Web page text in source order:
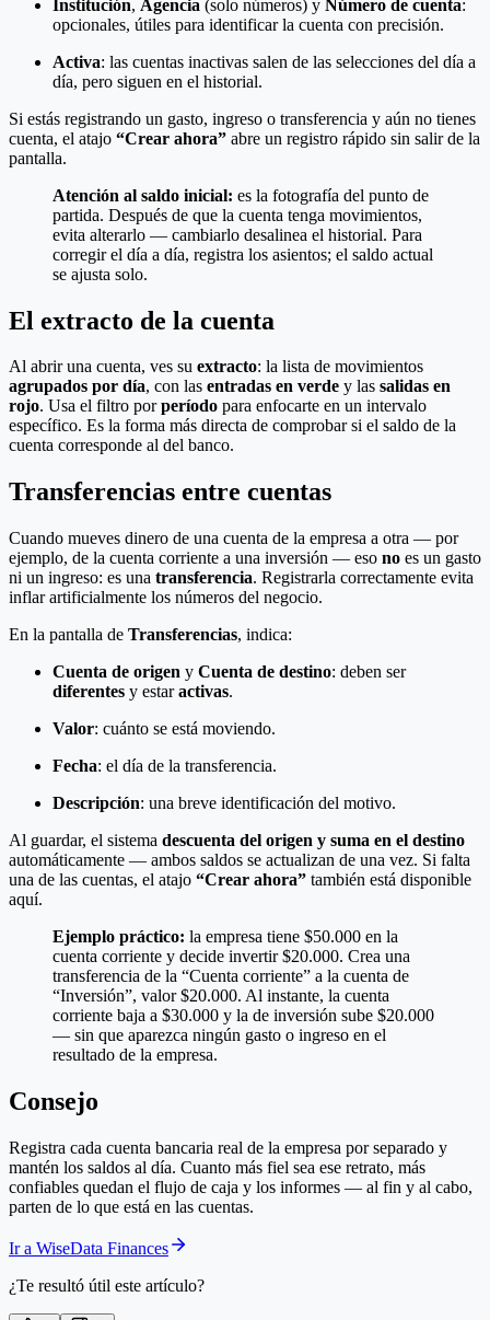
Institución, Agencia (solo números) y Número de cuenta:
opcionales, útiles para identificar la cuenta con precisión.
Activa: las cuentas inactivas salen de las selecciones del día a
día, pero siguen en el historial.
Si estás registrando un gasto, ingreso o transferencia y aún no tienes
cuenta, el atajo “Crear ahora” abre un registro rápido sin salir de la
pantalla.
Atención al saldo inicial: es la fotografía del punto de
partida. Después de que la cuenta tenga movimientos,
evita alterarlo — cambiarlo desalinea el historial. Para
corregir el día a día, registra los asientos; el saldo actual
se ajusta solo.
El extracto de la cuenta
Al abrir una cuenta, ves su extracto: la lista de movimientos
agrupados por día, con las entradas en verde y las salidas en
rojo. Usa el filtro porperíodo para enfocarte en un intervalo
específico. Es la forma más directa de comprobar si el saldo de la
cuenta corresponde al del banco.
Transferencias entre cuentas
Cuando mueves dinero de una cuenta de la empresa a otra — por
ejemplo, de la cuenta corriente a una inversión — eso no es un gasto
ni un ingreso: es una transferencia. Registrarla correctamente evita
inflar artificialmente los números del negocio.
En la pantalla de Transferencias, indica:
Cuenta de origen y Cuenta de destino: deben ser
diferentes y estaractivas.
Valor: cuánto se está moviendo.
Fecha: el día de la transferencia.
Descripción: una breve identificación del motivo.
Al guardar, el sistema descuenta del origen y suma en el destino
automáticamente — ambos saldos se actualizan de una vez. Si falta
una de las cuentas, el atajo “Crear ahora” también está disponible
aquí.
Ejemplo práctico: la empresa tiene $50.000 en la
cuenta corriente y decide invertir $20.000. Crea una
transferencia de la “Cuenta corriente” a la cuenta de
“Inversión”, valor $20.000. Al instante, la cuenta
corriente baja a $30.000 y la de inversión sube $20.000
— sin que aparezca ningún gasto o ingreso en el
resultado de la empresa.
Consejo
Registra cada cuenta bancaria real de la empresa por separado y
mantén los saldos al día. Cuanto más fiel sea ese retrato, más
confiables quedan el flujo de caja y los informes — al fin y al cabo,
parten de lo que está en las cuentas.
Ir a WiseData Finances
¿Te resultó útil este artículo?